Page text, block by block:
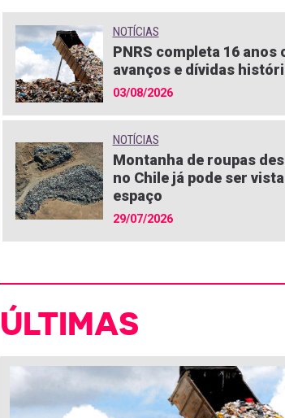
NOTÍCIAS
PNRS completa 16 anos
avanços e dívidas
03/08/2026
NOTÍCIAS
Montanha de roupas
no Chile já pode ser
espaço
29/07/2026
ÚLTIMAS